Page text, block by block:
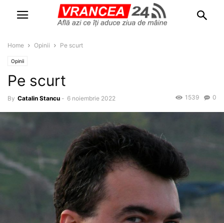
Home Opinii Pe scurt
Opinii
Pe scurt
By Catalin Stancu - 6 noiembrie 2022 0
1539